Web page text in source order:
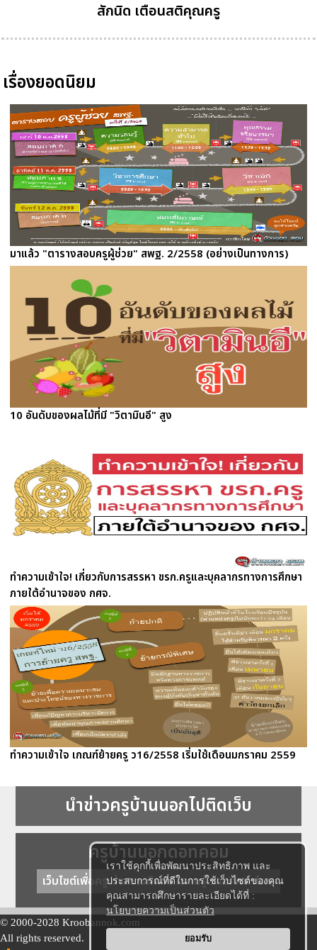
เราใช้คุกกี้เพื่อพัฒนาประสิทธิภาพ และ
ประสบการณ์ที่ดีในการใช้เว็บไซต์ของคุณ
คุณสามารถศึกษารายละเอียดได้ที่ :
นโยบายความเป็นส่วนตัว
ยอมรับ
สักนิด เตือนสติคุณครู
เรื่องยอดนิยม
มาแล้ว "ตารางสอบครูผู้ช่วย" สพฐ. 2/2558 (อย่างเป็นทางการ)
10 อันดับของผลไม้ที่มี "วิตามินอี" สูง
ทำความเข้าใจ! เกี่ยวกับการสรรหา ขรก.ครูและบุคลากรทางการศึกษา
ภายใต้อำนาจของ กศจ.
ทำความเข้าใจ เกณฑ์ย้ายครู ว16/2558 เริ่มใช้เดือนมกราคม 2559
นำข่าวครูบ้านนอกไปติดเว็บ
ครูบ้านนอกดอทคอม
เว็บไซต์เพื่อครู ข่าวการศึกษา ความรู้ การศึกษาไทย
© 2000-2028 Kroobannok.com
All rights reserved.